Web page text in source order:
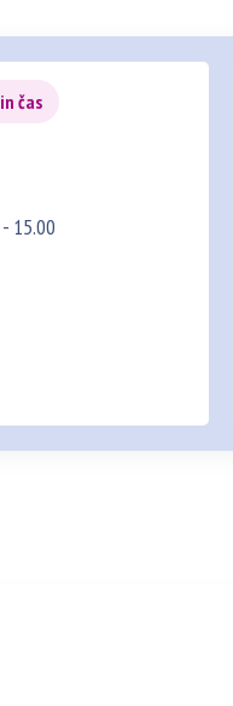
čas
15.00